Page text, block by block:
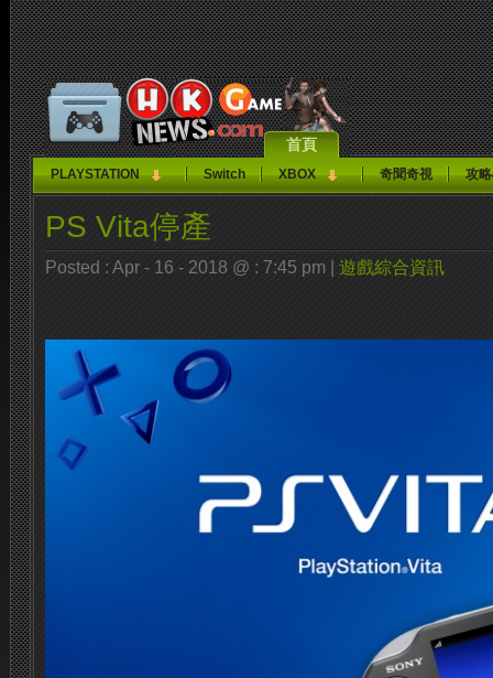
首頁
PLAYSTATION Switch XBOX 奇聞奇視 攻
PS Vita停產
Posted : Apr - 16 - 2018 @ : 7:45 pm | 遊戲綜合資訊